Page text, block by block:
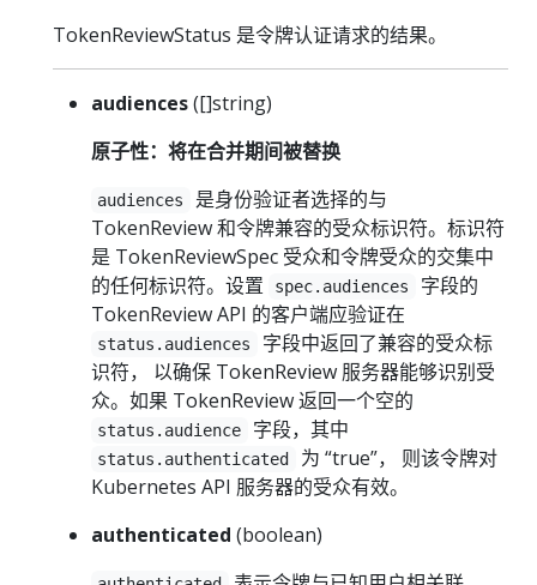
TokenReviewStatus 是令牌认证请求的结果。
audiences([]string)
原子性：将在合并期间被替换
audiences
是身份验证者选择的与
TokenReview 和令牌兼容的受众标识符。标识符
是 TokenReviewSpec 受众和令牌受众的交集中
的任何标识符。设置
spec.audiences
字段的
TokenReview API 的客户端应验证在
status.audiences
字段中返回了兼容的受众标
识符， 以确保 TokenReview 服务器能够识别受
众。如果 TokenReview 返回一个空的
status.audience 字段，其中
status.authenticated
为 “true”， 则该令牌对
Kubernetes API 服务器的受众有效。
authenticated (boolean)